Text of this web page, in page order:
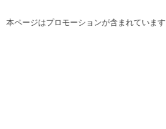
本ページはプロモーションが含まれています